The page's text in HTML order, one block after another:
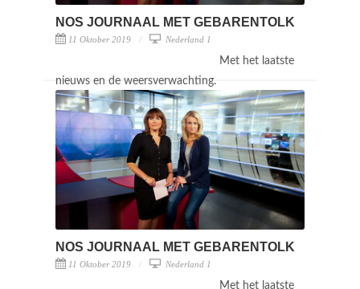
NOS JOURNAAL MET GEBARENTOLK
11 Oktober 2019 Nederland 1
Met het laatste
nieuws en de weersverwachting.
NOS JOURNAAL MET GEBARENTOLK
11 Oktober 2019 Nederland 1
Met het laatste